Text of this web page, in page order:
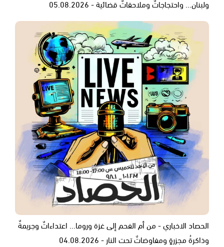
ولبنان... واحتجاجاتٌ وملاحقاتٌ قضائية - 05.08.2026
الحصاد الاخباري - من أم الفحم إلى غزة وروما... اعتداءاتٌ وجريمةٌ
وذاكرةُ مجزرةٍ ومفاوضاتٌ تحت النار - 04.08.2026